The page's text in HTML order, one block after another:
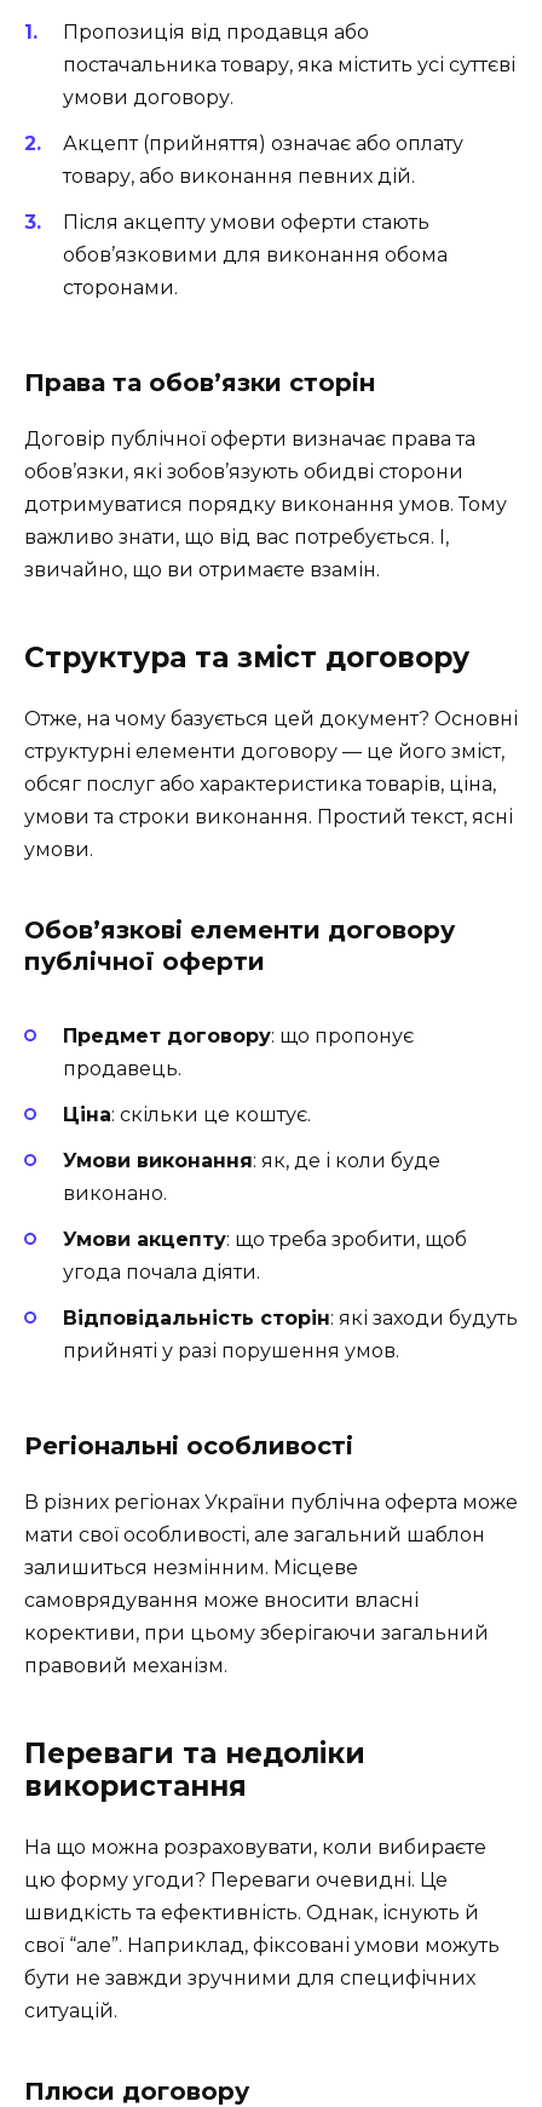
Пропозиція від продавця або
постачальника товару, яка містить усі суттєві
умови договору.
Акцепт (прийняття) означає або оплату
товару, або виконання певних дій.
Після акцепту умови оферти стають
обов’язковими для виконання обома
сторонами.
Права та обов’язки сторін
Договір публічної оферти визначає права та
обов’язки, які зобов’язують обидві сторони
дотримуватися порядку виконання умов. Тому
важливо знати, що від вас потребується. І,
звичайно, що ви отримаєте взамін.
Структура та зміст договору
Отже, на чому базується цей документ? Основні
структурні елементи договору — це його зміст,
обсяг послуг або характеристика товарів, ціна,
умови та строки виконання. Простий текст, ясні
умови.
Обов’язкові елементи договору
публічної оферти
Предмет договору: що пропонує
продавець.
Ціна: скільки це коштує.
Умови виконання: як, де і коли буде
виконано.
Умови акцепту: що треба зробити, щоб
угода почала діяти.
Відповідальність сторін: які заходи будуть
прийняті у разі порушення умов.
Регіональні особливості
В різних регіонах України публічна оферта може
мати свої особливості, але загальний шаблон
залишиться незмінним. Місцеве
самоврядування може вносити власні
корективи, при цьому зберігаючи загальний
правовий механізм.
Переваги та недоліки
використання
На що можна розраховувати, коли вибираєте
цю форму угоди? Переваги очевидні. Це
швидкість та ефективність. Однак, існують й
свої “але”. Наприклад, фіксовані умови можуть
бути не завжди зручними для специфічних
ситуацій.
Плюси договору